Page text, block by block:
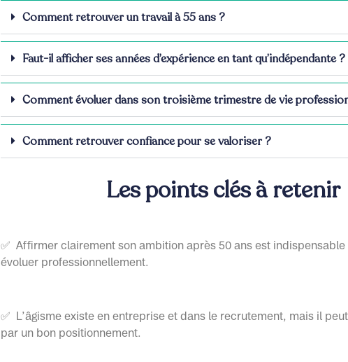
Comment retrouver un travail à 55 ans ?
Faut-il afficher ses années d’expérience en tant qu’indépendante ?
Comment évoluer dans son troisième trimestre de vie
Comment retrouver confiance pour se valoriser ?
Les points clés à retenir
✅ Affirmer clairement son ambition après 50 ans est
évoluer professionnellement.
✅ L’âgisme existe en entreprise et dans le recrutement, mais il
par un bon positionnement.